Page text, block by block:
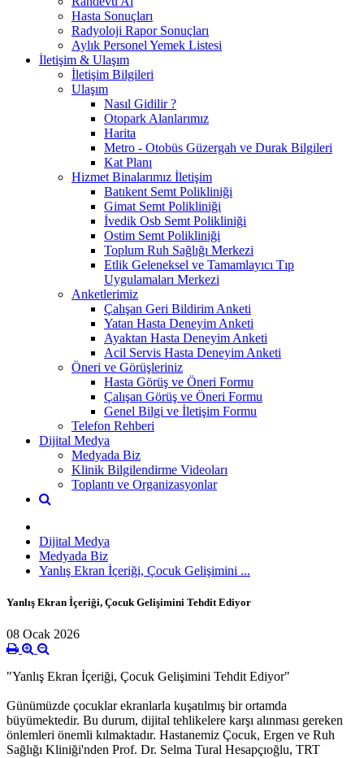
Hasta Sonuçları
Radyoloji Rapor Sonuçları
Aylık Personel Yemek Listesi
İletişim & Ulaşım
İletişim Bilgileri
Ulaşım
Nasıl Gidilir ?
Otopark Alanlarımız
Harita
Metro - Otobüs Güzergah ve Durak Bilgileri
Kat Planı
Hizmet Binalarımız İletişim
Batıkent Semt Polikliniği
Gimat Semt Polikliniği
İvedik Osb Semt Polikliniği
Ostim Semt Polikliniği
Toplum Ruh Sağlığı Merkezi
Etlik Geleneksel ve Tamamlayıcı Tıp
Uygulamaları Merkezi
Anketlerimiz
Çalışan Geri Bildirim Anketi
Yatan Hasta Deneyim Anketi
Ayaktan Hasta Deneyim Anketi
Acil Servis Hasta Deneyim Anketi
Öneri ve Görüşleriniz
Hasta Görüş ve Öneri Formu
Çalışan Görüş ve Öneri Formu
Genel Bilgi ve İletişim Formu
Telefon Rehberi
Dijital Medya
Medyada Biz
Klinik Bilgilendirme Videoları
Toplantı ve Organizasyonlar
Dijital Medya
Medyada Biz
Yanlış Ekran İçeriği, Çocuk Gelişimini ...
Yanlış Ekran İçeriği, Çocuk Gelişimini Tehdit Ediyor
08 Ocak 2026
"Yanlış Ekran İçeriği, Çocuk Gelişimini Tehdit Ediyor"
Günümüzde çocuklar ekranlarla kuşatılmış bir ortamda
büyümektedir. Bu durum, dijital tehlikelere karşı alınması gereken
önlemleri önemli kılmaktadır. Hastanemiz Çocuk, Ergen ve Ruh
Sağlığı Kliniği'nden Prof. Dr. Selma Tural Hesapçıoğlu, TRT